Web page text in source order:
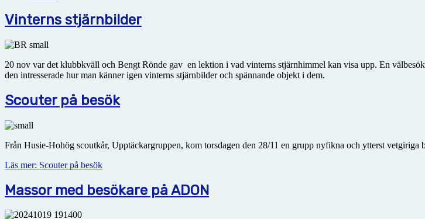
Vinterns stjärnbilder
20 nov var det klubbkväll och Bengt Rönde gav en lektion i vad vinterns stjärnhimmel kan visa upp. En
den intresserade hur man känner igen vinterns stjärnbilder och spännande objekt i dem.
Scouter på besök
Från Husie-Hohög scoutkår, Upptäckargruppen, kom torsdagen den 28/11 en grupp nyfikna och ytterst
Läs mer: Scouter på besök
Massor med besökare på ADON